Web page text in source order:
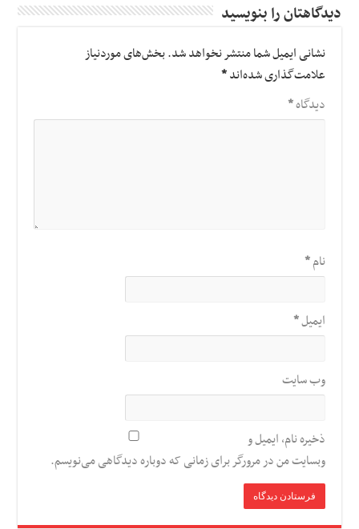
دیدگاهتان را بنویسید
نشانی ایمیل شما منتشر نخواهد شد.بخش‌های موردنیاز
علامت‌گذاری شده‌اند*
دیدگاه*
نام*
ایمیل*
وب‌ سایت
ذخیره نام، ایمیل و
وبسایت من در مرورگر برای زمانی که دوباره دیدگاهی می‌نویسم.